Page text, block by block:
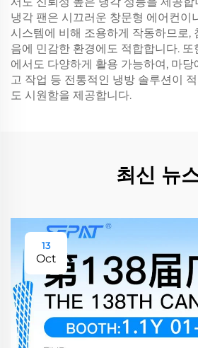
냉각 팬은 시끄러운 창문형 에어컨이
시스템에 비해 조용하게 작동하므로,
음에 민감한 환경에도 적합합니다.
에서도 다양하게 활용 가능하여, 마당
고 작업 등 전통적인 냉방 솔루션이
도 시원함을 제공합니다.
최신 뉴
13
Oct